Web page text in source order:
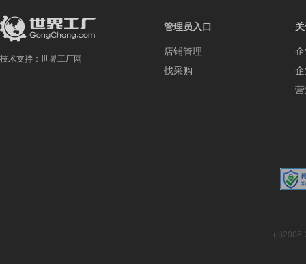
技术支持： 世界工厂网
管理员入口
店铺管理
找采购